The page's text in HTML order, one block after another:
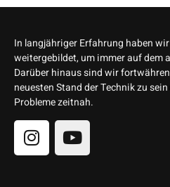
In langjähriger Erfahrung haben
weitergebildet, um immer auf dem
Darüber hinaus sind wir
neuesten Stand der Technik zu
Probleme zeitnah.